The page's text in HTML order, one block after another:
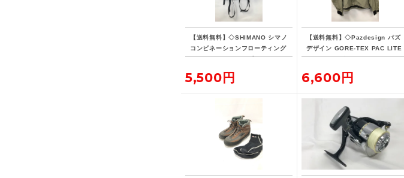
【送料無料】◇SHIMANO シマノ
コンビネーションフローティング
ベスト・リミテッドプロ VE-190
5,500円
【送料無料】◇Pazdesign パズ
デザイン GORE-TEX PAC LITE
フィッシングジャケット ZGR-10
6,600円